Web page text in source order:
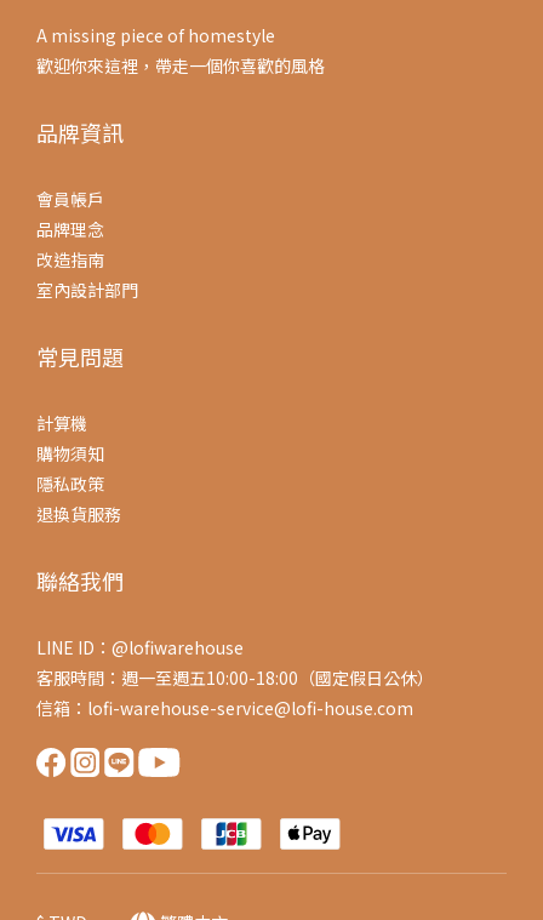
A missing piece of homestyle
歡迎你來這裡，帶走一個你喜歡的風格
品牌資訊
會員帳戶
品牌理念
改造指南
室內設計部門
常見問題
計算機
購物須知
隱私政策
退換貨服務
聯絡我們
LINE ID：@lofiwarehouse
客服時間：週一至週五10:00-18:00（國定假日公休）
信箱：lofi-warehouse-service@lofi-house.com